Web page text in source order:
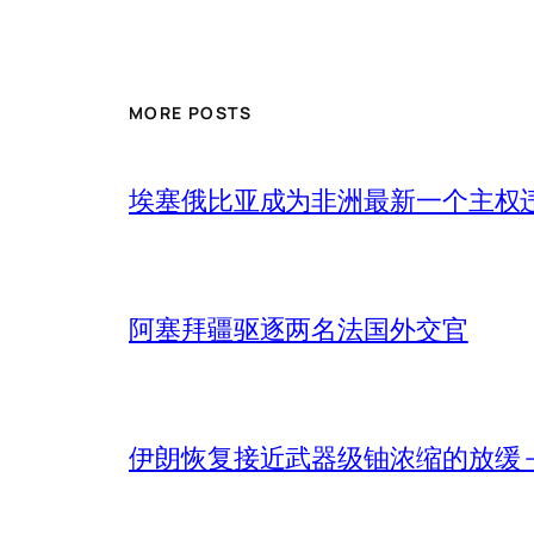
MORE POSTS
埃塞俄比亚成为非洲最新一个主权
阿塞拜疆驱逐两名法国外交官
伊朗恢复接近武器级铀浓缩的放缓